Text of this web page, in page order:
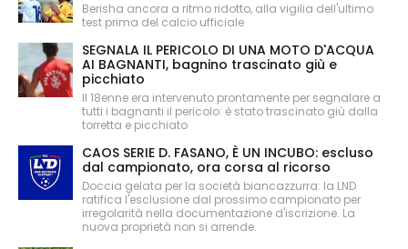
Berisha ancora a ritmo ridotto, alla vigilia dell'ultimo
test prima del calcio ufficiale
SEGNALA IL PERICOLO DI UNA MOTO D'ACQUA
AI BAGNANTI, bagnino trascinato giù e
picchiato
Il 18enne era intervenuto prontamente per segnalare a
tutti i bagnanti il pericolo: è stato trascinato giù dalla
torretta e picchiato
CAOS SERIE D. FASANO, È UN INCUBO: escluso
dal campionato, ora corsa al ricorso
Doccia gelata per la società biancazzurra: la LND
ratifica l'esclusione dal prossimo campionato per
irregolarità nella documentazione d'iscrizione. La
nuova proprietà non si arrende.